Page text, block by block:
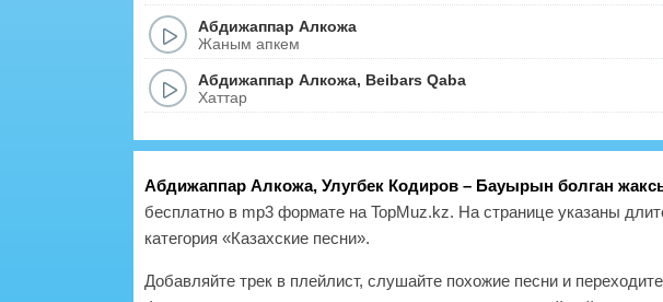
Абдижаппар Алкожа
Жаным апкем
Абдижаппар Алкожа, Beibars Qaba
Хаттар
Абдижаппар Алкожа, Улугбек Кодиров – Бауырын болган
бесплатно в mp3 формате на TopMuz.kz. На странице указаны
категория «Казахские песни».
Добавляйте трек в плейлист, слушайте похожие песни и